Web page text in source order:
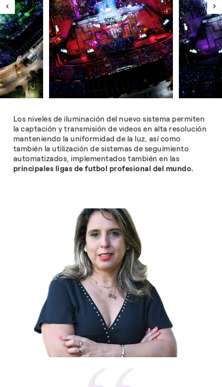
Los niveles de iluminación del nuevo sistema permiten
la captación y transmisión de videos en alta resolución
manteniendo la uniformidad de la luz, así como
también la utilización de sistemas de seguimiento
automatizados, implementados también en las
principales ligas de futbol profesional del mundo.